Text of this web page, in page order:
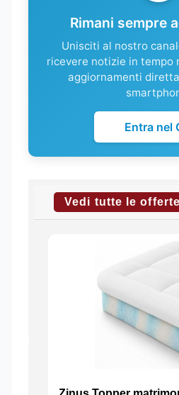
Rimani sempre
Unisciti al nostro
ricevere notizie in tempo
aggiornamenti
Entra nel